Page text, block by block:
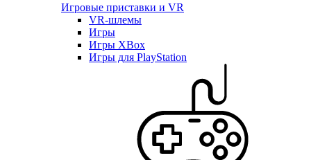
Игровые приставки и VR
VR-шлемы
Игры
Игры XBox
Игры для PlayStation